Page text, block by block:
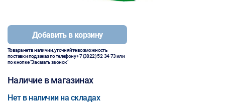
Добавить в корзину
Товара нет в наличии, уточняйте возможность
поставки под заказ по телефону+7 (3822) 52-34-73или
по кнопке "Заказать звонок"
Наличие в магазинах
Нет в наличии на складах